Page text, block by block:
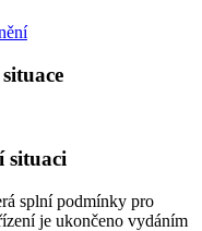
situaci
splní podmínky pro
je ukončeno vydáním